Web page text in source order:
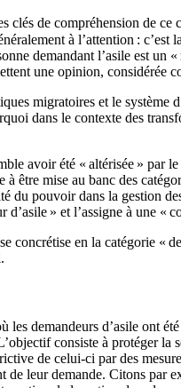
clés de compréhension de
à l’attention :
demandant l’asile est
une opinion, considérée
migratoires et le système
dans le contexte des
avoir été « altérisée »
être mise au banc des
pouvoir dans la gestion
d’asile » et l’assigne à une
en la catégorie «
demandeurs d’asile ont
consiste à protéger
de celui-ci par des
de leur demande. Citons par